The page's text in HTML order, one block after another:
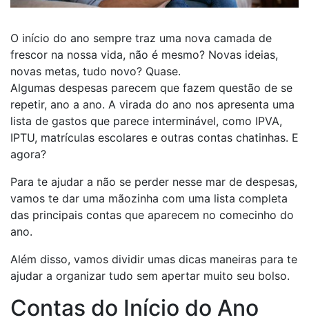
O início do ano sempre traz uma nova camada de
frescor na nossa vida, não é mesmo? Novas ideias,
novas metas, tudo novo? Quase.
Algumas despesas parecem que fazem questão de se
repetir, ano a ano. A virada do ano nos apresenta uma
lista de gastos que parece interminável, como IPVA,
IPTU, matrículas escolares e outras contas chatinhas. E
agora?
Para te ajudar a não se perder nesse mar de despesas,
vamos te dar uma mãozinha com uma lista completa
das principais contas que aparecem no comecinho do
ano.
Além disso, vamos dividir umas dicas maneiras para te
ajudar a organizar tudo sem apertar muito seu bolso.
Contas do Início do Ano